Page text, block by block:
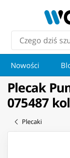
Nowości
Plecak
075487
Plecaki